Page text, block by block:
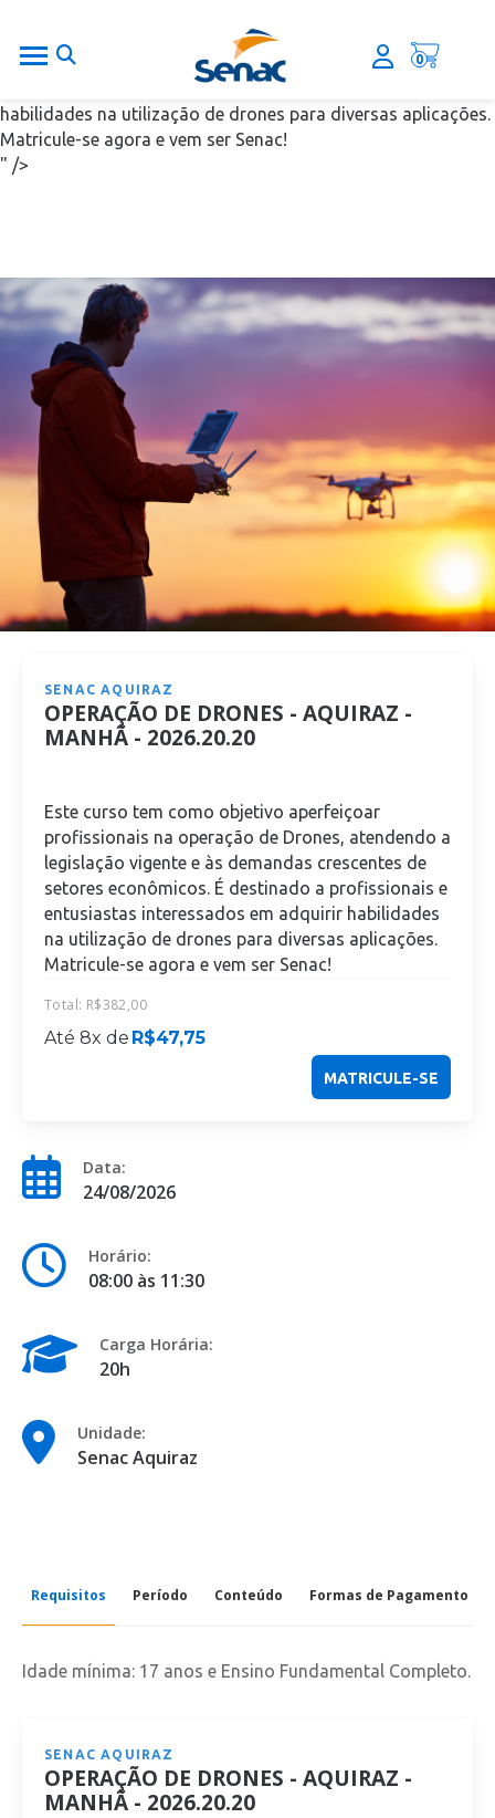
operação de Drones, atendendo a legislação vigente e às
demandas crescentes de setores econômicos. É destinado a
profissionais e entusiastas interessados em adquirir
habilidades na utilização de drones para diversas aplicações.
Matricule-se agora e vem ser Senac!
" />
0
SENAC AQUIRAZ
OPERAÇÃO DE DRONES - AQUIRAZ -
MANHÃ - 2026.20.20
Este curso tem como objetivo aperfeiçoar
profissionais na operação de Drones, atendendo a
legislação vigente e às demandas crescentes de
setores econômicos. É destinado a profissionais e
entusiastas interessados em adquirir habilidades
na utilização de drones para diversas aplicações.
Matricule-se agora e vem ser Senac!
Total: R$382,00
Até 8x de R$47,75
MATRICULE-SE
Data:
24/08/2026
Horário:
08:00 às 11:30
Carga Horária:
20h
Unidade:
Senac Aquiraz
Requisitos Período Conteúdo Formas de Pagamento
Idade mínima: 17 anos e Ensino Fundamental Completo.
SENAC AQUIRAZ
OPERAÇÃO DE DRONES - AQUIRAZ -
MANHÃ - 2026.20.20